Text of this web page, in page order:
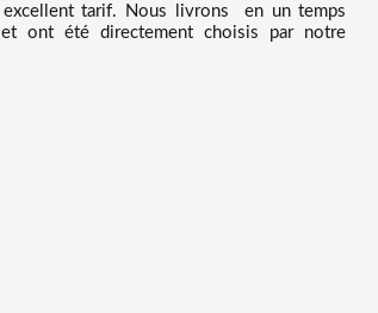
tarif. Nous
livrons en un temps
ont été directement choisis par notre